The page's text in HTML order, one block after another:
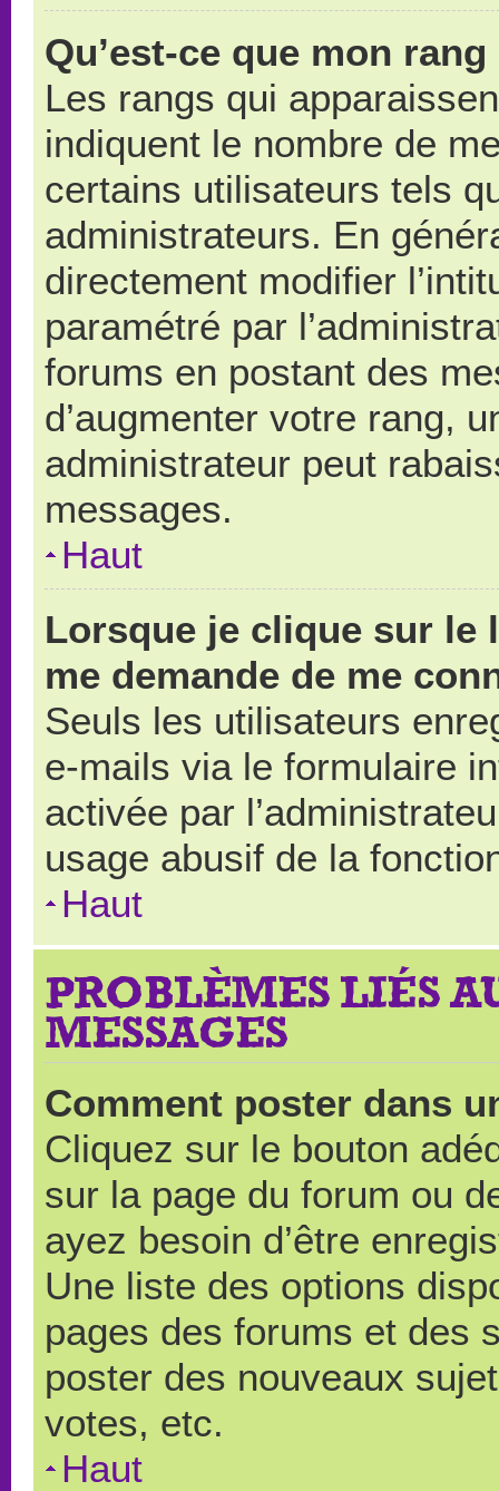
Qu’est-ce que mon
Les rangs qui
indiquent le nombre de
certains utilisateurs tels
administrateurs. En
directement modifier
paramétré par
forums en postant des
d’augmenter votre rang,
administrateur peut
messages.
Haut
Lorsque je clique sur le
me demande de me
Seuls les utilisateurs
e-mails via le formulaire
activée par
usage abusif de la
Haut
PROBLÈMES LIÉS
MESSAGES
Comment poster dans
Cliquez sur le bouton
sur la page du forum ou
ayez besoin d’être
Une liste des options
pages des forums et des
poster des nouveaux
votes, etc.
Haut